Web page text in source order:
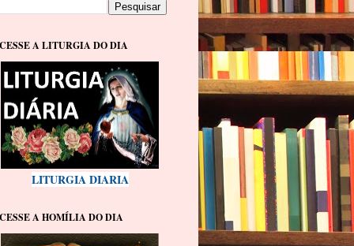
A LITURGIA DO DIA
LITURGIA DIARIA
A HOMÍLIA DO DIA